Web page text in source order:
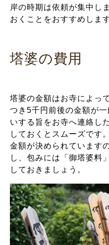
岸の時期は依頼が集中し
おくことをおすすめします
塔婆の費用
塔婆の金額はお寺によっ
つき5千円前後の金額が
いする旨をお寺へ連絡し
しておくとスムーズです
金額が決められています
し、包みには「御塔婆料
しておきましょう。